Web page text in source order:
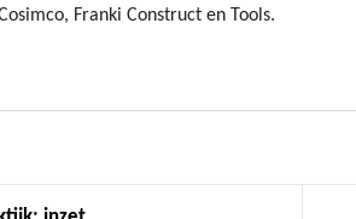
Franki Construct en Tools.